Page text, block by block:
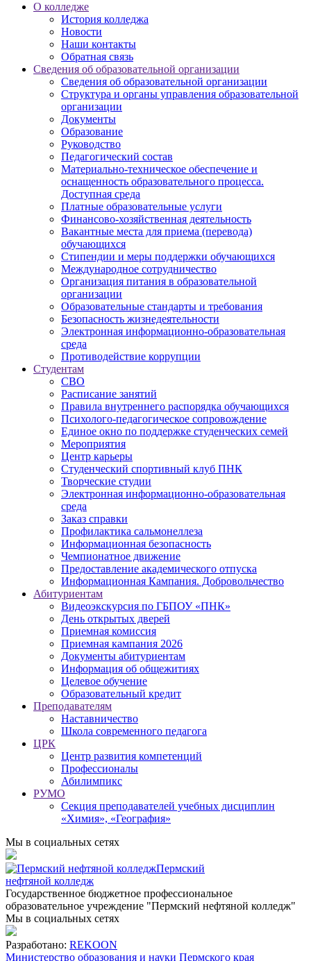
О колледже
История колледжа
Новости
Наши контакты
Обратная связь
Сведения об образовательной организации
Сведения об образовательной организации
Структура и органы управления образовательной
организации
Документы
Образование
Руководство
Педагогический состав
Материально-техническое обеспечение и
оснащенность образовательного процесса.
Доступная среда
Платные образовательные услуги
Финансово-хозяйственная деятельность
Вакантные места для приема (перевода)
обучающихся
Стипендии и меры поддержки обучающихся
Международное сотрудничество
Организация питания в образовательной
организации
Образовательные стандарты и требования
Безопасность жизнедеятельности
Электронная информационно-образовательная
среда
Противодействие коррупции
Студентам
СВО
Расписание занятий
Правила внутреннего распорядка обучающихся
Психолого-педагогическое сопровождение
Единое окно по поддержке студенческих семей
Мероприятия
Центр карьеры
Студенческий спортивный клуб ПНК
Творческие студии
Электронная информационно-образовательная
среда
Заказ справки
Профилактика сальмонеллеза
Информационная безопасность
Чемпионатное движение
Предоставление академического отпуска
Информационная Кампания. Добровольчество
Абитуриентам
Видеоэкскурсия по ГБПОУ «ПНК»
День открытых дверей
Приемная комиссия
Приемная кампания 2026
Дoкументы абитуриентам
Информация об общежитиях
Целевое обучение
Образовательный кредит
Преподавателям
Наставничество
Школа современного педагога
ЦРК
Центр развития компетенций
Профессионалы
Абилимпикс
РУМО
Секция преподавателей учебных дисциплин
«Химия», «География»
Мы в социальных сетях
Пермский
нефтяной колледж
Государственное бюджетное профессиональное
образовательное учреждение "Пермский нефтяной колледж"
Мы в социальных сетях
Разработано: REKOON
Министерство образования и науки Пермского края